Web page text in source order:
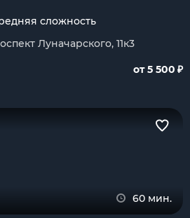
сложность
Луначарского, 11к3
от 5 500 ₽
60 мин.